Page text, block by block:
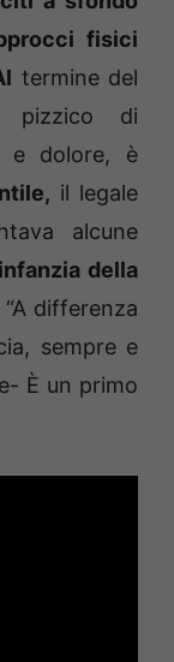
fisici
termine del
pizzico di
e dolore, è
il legale
alcune
della
“A differenza
sempre e
È un primo